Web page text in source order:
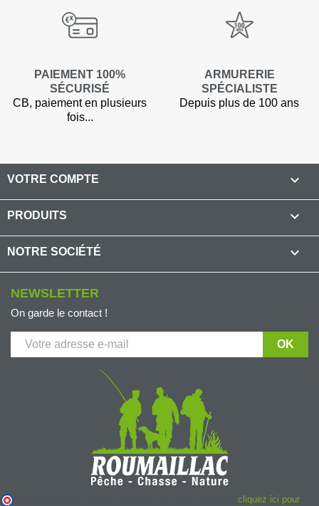
PAIEMENT 100%
SÉCURISÉ
CB, paiement en plusieurs
fois...
ARMURERIE
SPÉCIALISTE
Depuis plus de 100 ans
VOTRE COMPTE 
PRODUITS 
NOTRE SOCIÉTÉ 
NEWSLETTER
On garde le contact !
cliquez ici pour